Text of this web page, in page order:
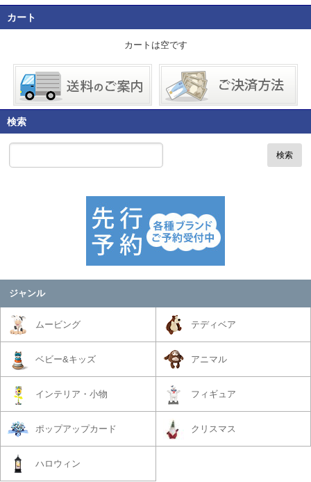
カート
カートは空です
検索
検索
ジャンル
ムービング テディベア
ベビー&キッズ アニマル
インテリア・小物 フィギュア
ポップアップカード クリスマス
ハロウィン